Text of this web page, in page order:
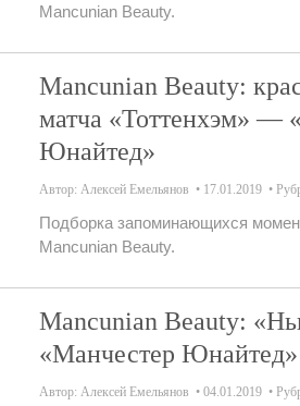
Mancunian Beauty.
Mancunian Beauty:
матча «Тоттенхэм» —
Юнайтед»
Автор: Алексей Емельянов 17.01.2019
Подборка запоминающихся
Mancunian Beauty.
Mancunian Beauty:
«Манчестер Юнайтед»
Автор: Алексей Емельянов 04.01.2019